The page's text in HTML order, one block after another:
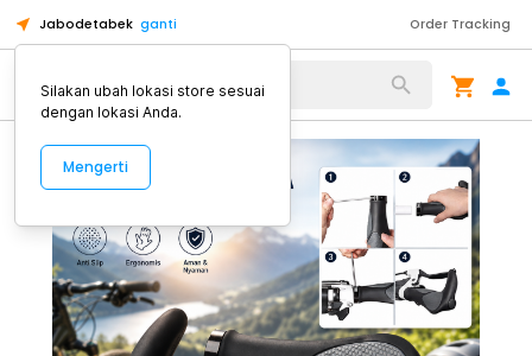
Jabodetabek ganti Order Tracking
Alat Kopi
Silakan ubah lokasi store sesuai
dengan lokasi Anda.
Mengerti